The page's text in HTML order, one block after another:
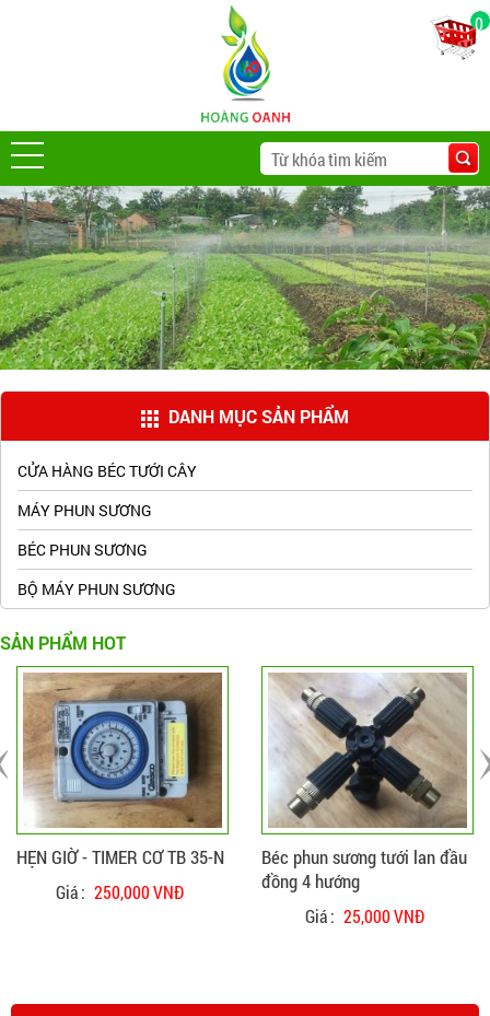
0
DANH MỤC SẢN PHẨM
CỬA HÀNG BÉC TƯỚI CÂY
MÁY PHUN SƯƠNG
BÉC PHUN SƯƠNG
BỘ MÁY PHUN SƯƠNG
SẢN PHẨM HOT
CHI TIẾT
HẸN GIỜ - TIMER CƠ TB 35-N
Giá : 250,000 VNĐ
CHI TIẾT
Béc phun sương tưới lan đầu
đồng 4 hướng
Giá : 25,000 VNĐ
ĐẶT HÀNG ĐẶT HÀNG